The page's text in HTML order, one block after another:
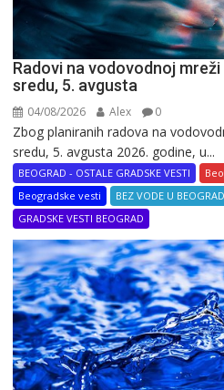
Radovi na vodovodnoj
sredu, 5. avgusta
04/08/2026 Alex 0
Zbog planiranih radova na
sredu, 5. avgusta 2026. godine, u...
BEOGRAD - OSTALE GRADSKE VESTI
Beogradske vesti
BEZ VODE U
GRADSKE VESTI BEOGRAD